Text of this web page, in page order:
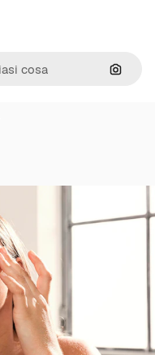
Cerca